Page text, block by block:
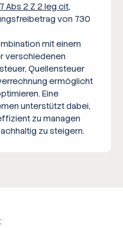
Abs 2 Z 2 leg cit,
von 730
mit einem
verschiedenen
Quellensteuer
ermöglicht
Eine
unterstützt dabei,
zu managen
zu steigern.